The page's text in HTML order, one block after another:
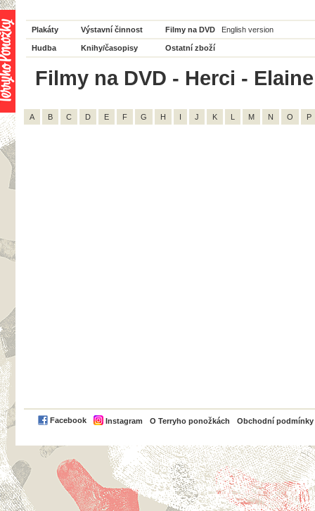
Plakáty Výstavní činnost Filmy na DVD English version
Hudba Knihy/časopisy Ostatní zboží
Filmy na DVD - Herci -
A B C D E F G H I J K L M N O P
Facebook Instagram O Terryho ponožkách Obchodní podmínky
PayPal